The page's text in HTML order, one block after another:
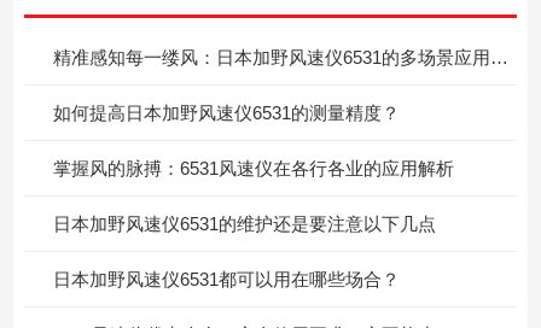
精准感知每一缕风：日本加野风速仪6531的多场景应用价值
如何提高日本加野风速仪6531的测量精度？
掌握风的脉搏：6531风速仪在各行各业的应用解析
日本加野风速仪6531的维护还是要注意以下几点
日本加野风速仪6531都可以用在哪些场合？